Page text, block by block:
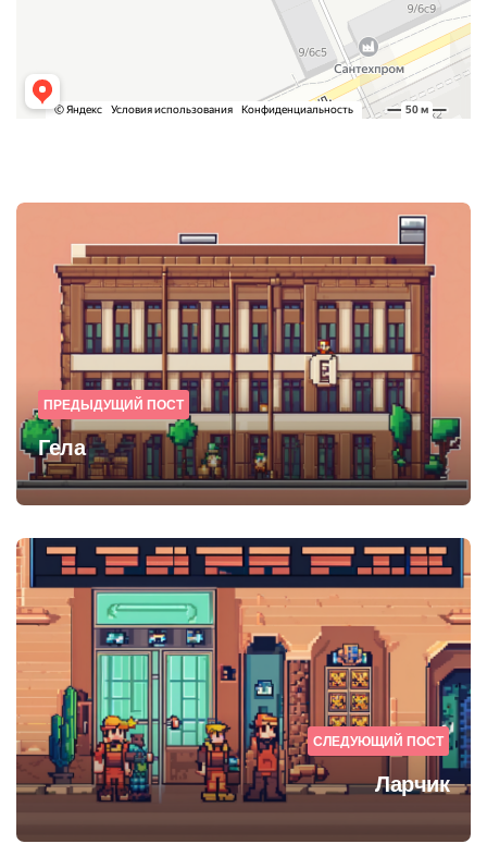
Post
navigation
ПРЕДЫДУЩИЙ ПОСТ
Гела
СЛЕДУЮЩИЙ ПОСТ
Ларчик